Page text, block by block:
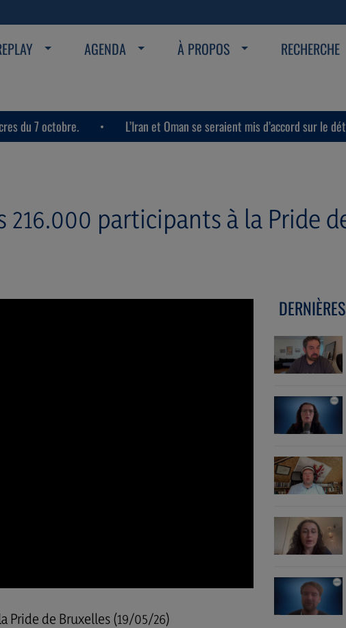
AGENDA À PROPOS RECHERCHE
L’Iran et Oman se seraient mis d’accord sur le détroit
216.000 participants à la Pride
Pride de Bruxelles (19/05/26)